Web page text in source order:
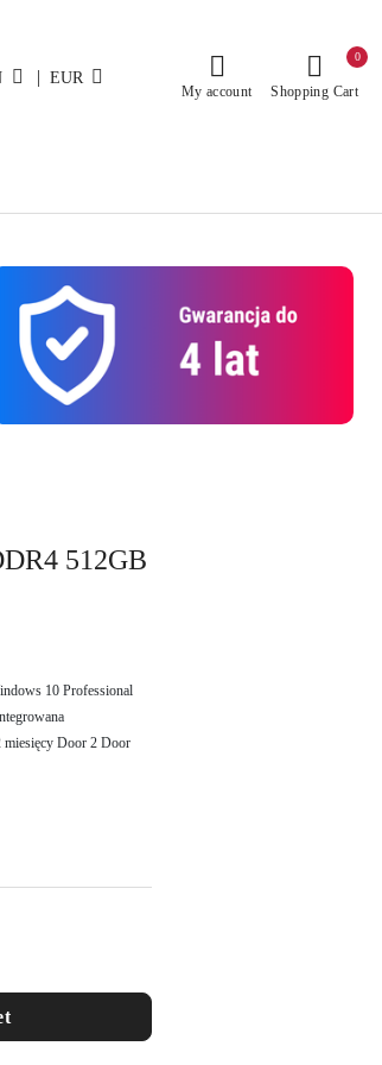
| EUR
My account Shopping Cart
0
512GB
10 Professional
miesięcy Door 2 Door